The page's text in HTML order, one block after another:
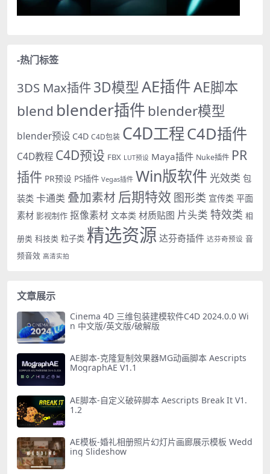
-热门标签
3DS Max插件3D模型AE插件AE脚本
blend blender插件 blender模型
blender预设 C4D C4D包装 C4D工程C4D插件
C4D教程 C4D预设 FBX LUT预设 Maya插件 Nuke插件 PR
插件 PR预设 PS插件 Vegas插件 Win版软件 光效类 包
装类 卡通类 叠加素材 后期特效 图形类 宣传类 平面
素材 影视制作 抠像素材 文本类 材质贴图 片头类 特效类 相
册类 科技类 粒子类 精选资源 达芬奇插件 达芬奇预设 音
频音效 高清实拍
文章展示
Cinema 4D 三维包装建模软件C4D 2024.0.0 Wi
n 中文版/英文版/破解版
AE脚本-克隆复制效果器MG动画脚本 Aescripts
MographAE V1.1
AE脚本-自定义破碎脚本 Aescripts Break It V1.
1.2
AE模板-婚礼相册照片幻灯片画廊展示模板 Wedd
ing Slideshow